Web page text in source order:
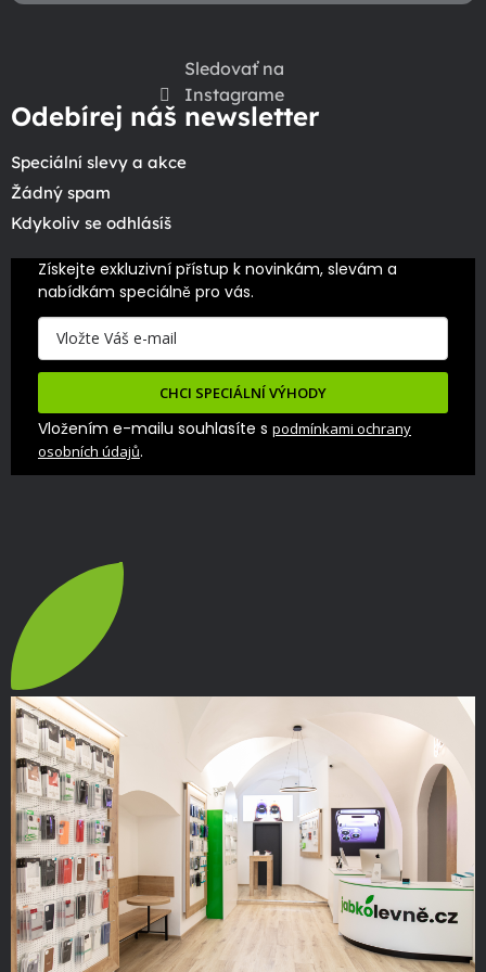
Sledovať na
Instagrame
Odebírej náš newsletter
Speciální slevy a akce
Žádný spam
Kdykoliv se odhlásíš
Získejte exkluzivní přístup k novinkám, slevám a
nabídkám speciálně pro vás.
CHCI SPECIÁLNÍ VÝHODY
Vložením e-mailu souhlasíte s podmínkami ochrany
osobních údajů.